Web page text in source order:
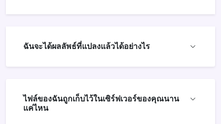
ฉันจะได้ผลลัพธ์ที่แปลงแล้วได้อย่างไร
ไฟล์ของฉันถูกเก็บไว้ในเซิร์ฟเวอร์ของคุณนาน
แค่ไหน